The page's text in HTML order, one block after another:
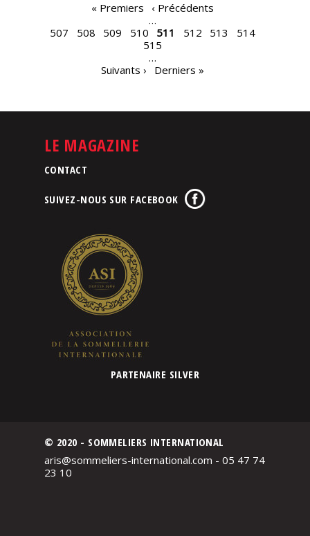
« Premiers
‹ Précédents
…
507
508 509 510 511 512 513
514
515
…
Suivants ›
Derniers »
LE MAGAZINE
CONTACT
SUIVEZ-NOUS SUR FACEBOOK
PARTENAIRE SILVER
© 2020 - SOMMELIERS INTERNATIONAL
aris@sommeliers-international.com - 05 47 74
23 10